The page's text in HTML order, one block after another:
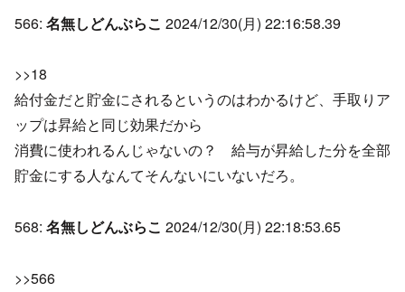
566: 名無しどんぶらこ 2024/12/30(月) 22:16:58.39
>>18
給付金だと貯金にされるというのはわかるけど、手取りア
ップは昇給と同じ効果だから
消費に使われるんじゃないの？ 給与が昇給した分を全部
貯金にする人なんてそんないにいないだろ。
568: 名無しどんぶらこ 2024/12/30(月) 22:18:53.65
>>566